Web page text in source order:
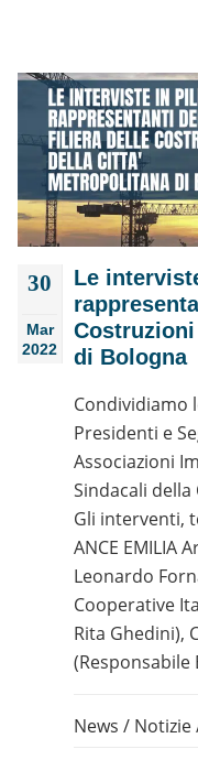
30
Mar
2022
Le
di Bologna
Condividiamo
Presidenti e
Associazioni
Sindacali
Gli interventi,
ANCE EMILIA
Leonardo
Cooperative
Rita Ghedini),
(Responsabile
News / Notizie